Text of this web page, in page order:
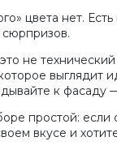
цвета нет.
не
выглядит
к фасаду
простой: если
вкусе и